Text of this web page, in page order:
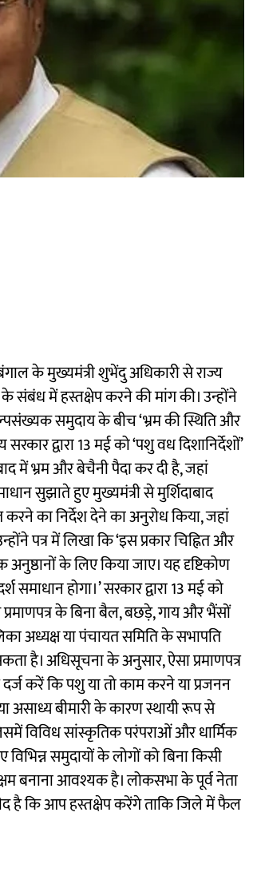
के मुख्यमंत्री शुभेंदु अधिकारी से राज्य
के संबंध में हस्तक्षेप करने की मांग की। उन्होंने
समुदाय के बीच ‘भ्रम की स्थिति और
द्वारा 13 मई को ‘पशु वध दिशानिर्देशों’
में भ्रम और बेचैनी पैदा कर दी है, जहां
सुझाते हुए मुख्यमंत्री से मुर्शिदाबाद
का निर्देश देने का अनुरोध किया, जहां
पत्र में लिखा कि ‘इस प्रकार चिह्नित और
के लिए किया जाए। यह दृष्टिकोण
होगा।’ सरकार द्वारा 13 मई को
के बिना बैल, बछड़े, गाय और भैंसों
अध्यक्ष या पंचायत समिति के सभापति
है। अधिसूचना के अनुसार, ऐसा प्रमाणपत्र
करें कि पशु या तो काम करने या प्रजनन
असाध्य बीमारी के कारण स्थायी रूप से
विविध सांस्कृतिक परंपराओं और धार्मिक
समुदायों के लोगों को बिना किसी
बनाना आवश्यक है। लोकसभा के पूर्व नेता
है कि आप हस्तक्षेप करेंगे ताकि जिले में फैल